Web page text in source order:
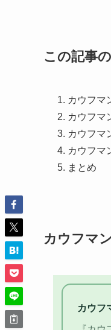
この記事
カウフマ
カウフマ
カウフマ
カウフマ
まとめ
カウフマ
カウフ